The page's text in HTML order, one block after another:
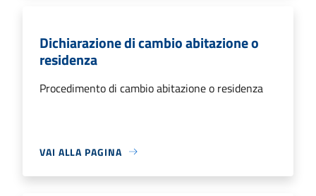
Dichiarazione di cambio abitazione o
residenza
Procedimento di cambio abitazione o residenza
VAI ALLA PAGINA